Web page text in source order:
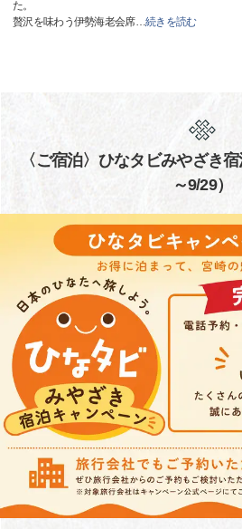
た。
贅沢を味わう伊勢海老会席…続きを読む
〈ご宿泊〉ひなタビみやざき
～9/29）